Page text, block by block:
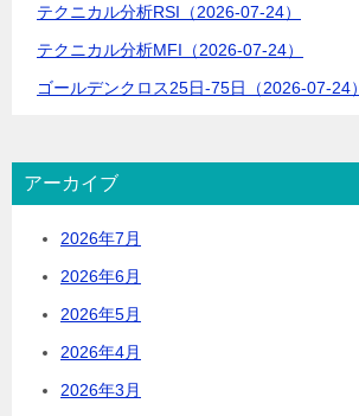
テクニカル分析RSI（2026-07-24）
テクニカル分析MFI（2026-07-24）
ゴールデンクロス25日-75日（2026-07-24）
アーカイブ
2026年7月
2026年6月
2026年5月
2026年4月
2026年3月